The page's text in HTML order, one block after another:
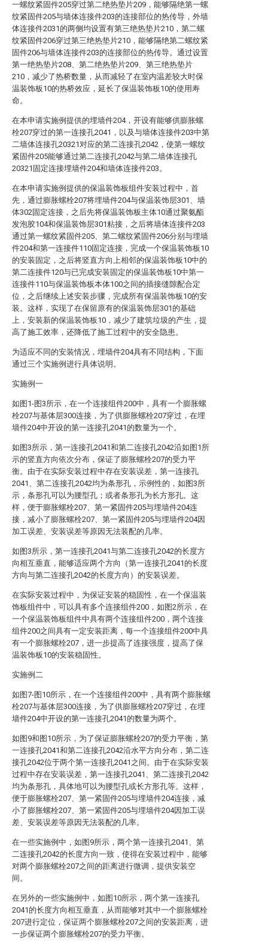
一螺纹紧固件205穿过第二绝热垫片209，能够隔绝第一螺
纹紧固件205与墙体连接件203的连接部位的热传导，外墙
体连接件2031的两侧均设置有第三绝热垫片210，第二螺
纹紧固件206穿过第三绝热垫片210，能够隔绝第二螺纹紧
固件206与墙体连接件203的连接部位的热传导。通过设置
第一绝热垫片208、第二绝热垫片209、第三绝热垫片
210，减少了热桥数量，从而减轻了在室内温差较大时保
温装饰板10的热桥效应，延长了保温装饰板10的使用寿
命。
在本申请实施例提供的埋墙件204，开设有能够供膨胀螺
栓207穿过的第一连接孔2041，以及与墙体连接件203中第
二墙体连接孔20321对应的第二连接孔2042，使第一螺纹
紧固件205能够通过第二连接孔2042与第二墙体连接孔
20321固定连接埋墙件204和墙体连接件203。
在本申请实施例提供的保温装饰板组件安装过程中，首
先，通过膨胀螺栓207将埋墙件204与保温装饰层301、墙
体302固定连接，之后先将保温装饰板主体10通过聚氨酯
发泡胶104和保温装饰层301粘接，之后将墙体连接件203
通过第一螺纹紧固件205、第二螺纹紧固件206分别与埋墙
件204和第一连接件110固定连接，完成一个保温装饰板10
的安装固定，之后将竖直方向上相邻的保温装饰板10中的
第二连接件120与已完成安装固定的保温装饰板10中第一
连接件110与保温装饰板本体100之间的插接缝隙配合定
位，之后继续上述安装步骤，完成所有保温装饰板10的安
装。这样，实现了在保留原有的保温装饰层301的基础
上，安装新的保温装饰板10，减少了建筑垃圾的产生，提
高了施工效率，还降低了施工过程中的安全隐患。
为适应不同的安装情况，埋墙件204具有不同结构，下面
通过三个实施例进行具体说明。
实施例一
如图1-图3所示，在一个连接组件200中，具有一个膨胀螺
栓207与基体层300连接，为了供膨胀螺栓207穿过，在埋
墙件204中开设的第一连接孔2041的数量为一个。
如图3所示，第一连接孔2041和第二连接孔2042沿如图1所
示的竖直方向依次分布，保证了膨胀螺栓207的受力平
衡。由于在实际安装过程中存在安装误差，第一连接孔
2041、第二连接孔2042均为条形孔，示例性的，如图3所
示，条形孔可以为腰型孔；或者条形孔为长方形孔。这
样，便于膨胀螺栓207、第一紧固件205与埋墙件204连
接，减小了膨胀螺栓207、第一紧固件205与埋墙件204因
加工误差、安装误差等原因无法装配的几率。
如图3所示，第一连接孔2041与第二连接孔2042的长度方
向相互垂直，能够适应两个方向（第一连接孔2041的长度
方向与第二连接孔2042的长度方向）的安装误差。
在实际安装过程中，为保证安装的稳固性，在一个保温装
饰板组件中，可以具有多个连接组件200，如图2所示，在
一个保温装饰板组件中具有两个连接组件200，两个连接
组件200之间具有一定安装距离，每一个连接组件200中具
有一个膨胀螺栓207，进一步提高了连接强度，提高了保
温装饰板10的安装稳固性。
实施例二
如图7-图10所示，在一个连接组件200中，具有两个膨胀螺
栓207与基体层300连接，为了供膨胀螺栓207穿过，在埋
墙件204中开设的第一连接孔2041的数量为两个。
如图9和图10所示，为了保证膨胀螺栓207的受力平衡，第
一连接孔2041和第二连接孔2042沿水平方向分布，第二连
接孔2042位于两个第一连接孔2041之间。由于在实际安装
过程中存在安装误差，第一连接孔2041、第二连接孔2042
均为条形孔，具体地可以为腰型孔或长方形孔等。这样，
便于膨胀螺栓207、第一紧固件205与埋墙件204连接，减
小了膨胀螺栓207、第一紧固件205与埋墙件204因加工误
差、安装误差等原因无法装配的几率。
在一些实施例中，如图9所示，两个第一连接孔2041、第
二连接孔2042的长度方向一致，使得在安装过程中，能够
对两个膨胀螺栓207之间的距离进行微调，提供安装空
间。
在另外的一些实施例中，如图10所示，两个第一连接孔
2041的长度方向相互垂直，从而能够对其中一个膨胀螺栓
207进行定位，保证两个膨胀螺栓207之间的安装距离，进
一步保证两个膨胀螺栓207的受力平衡。